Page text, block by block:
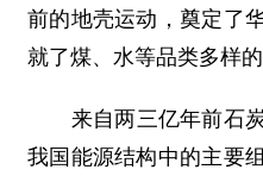
前的地壳运动，奠定了
就了煤、水等品类多样的
来自两三亿年前石
我国能源结构中的主要